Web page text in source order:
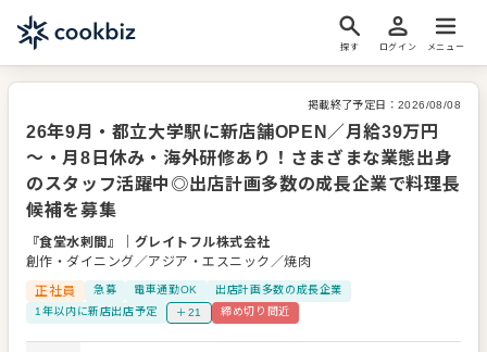
探す ログイン メニュー
掲載終了予定日： 2026/08/08
26年9月・都立大学駅に新店舗OPEN／月給39万円
～・月8日休み・海外研修あり！さまざまな業態出身
のスタッフ活躍中◎出店計画多数の成長企業で料理長
候補を募集
『食堂水剌間』
グレイトフル株式会社
創作・ダイニング／アジア・エスニック／焼肉
正社員
急募 電車通勤OK
出店計画多数の成長企業
1年以内に新店出店予定
＋21 締め切り間近